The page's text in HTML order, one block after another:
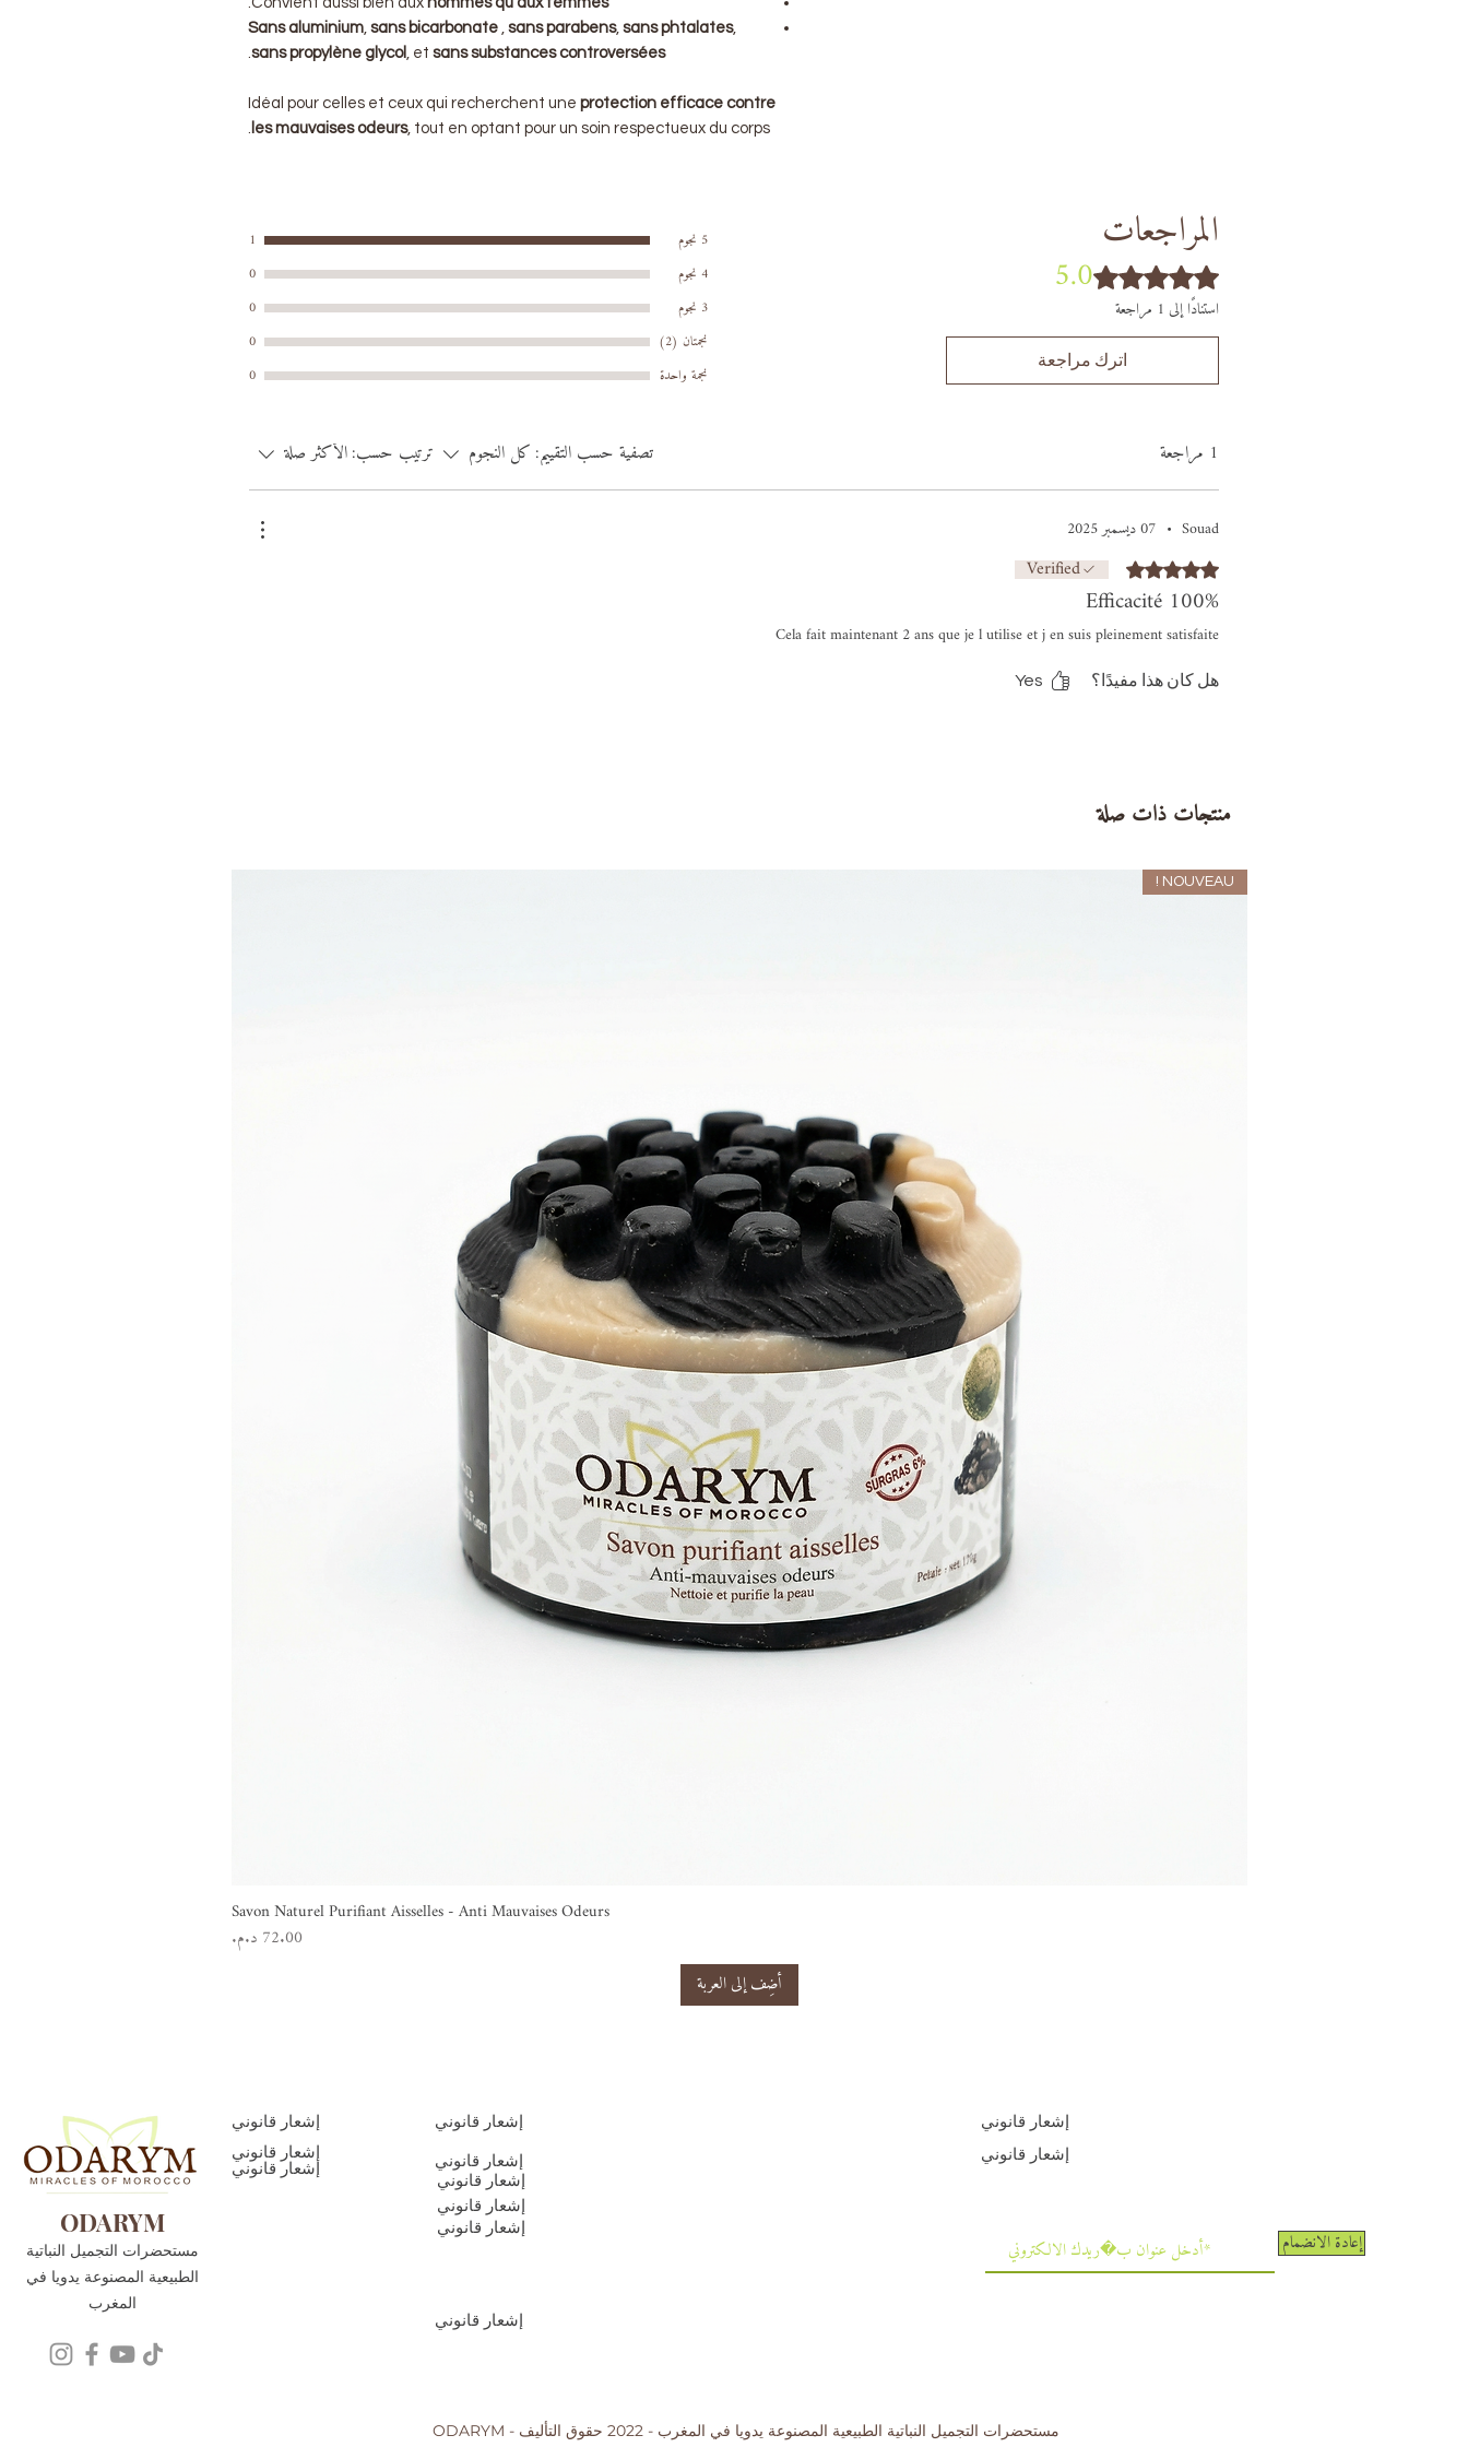
Sans aluminium sans bicarbonate sans parabens, sans phtalates,
sans propylène glycol , et sans substances controversées
Idéal pour celles et ceux qui recherchent une protection efficace contre
les mauvaises odeurs, tout en optant pour un soin respectueux du corps.
المراجعات
تم التقييم بـ 5 من أصل 5 نجوم. 5.0
استنادًا إلى 1 مراجعة
اترك مراجعة
5 نجوم
1
4 نجوم
0
3 نجوم
0
نجمتان (2)
0
نجمة واحدة
0
1 مراجعة تصفية حسب التقييم:كل النجوم ترتيب حسب:الأكثر صلة
Souad
• 07 ديسمبر 2025
تم التقييم بـ 5 من أصل 5 نجوم. Verified
Efficacité 100%
Cela fait maintenant 2 ans que je l utilise et j en suis pleinement satisfaite
هل كان هذا مفيدًا؟ Yes
منتجات ذات صلة
NOUVEAU !
Savon Naturel Purifiant Aisselles - Anti Mauvaises Odeurs
السعر
أضِف إلى العربة
ODARYM
مستحضرات التجميل النباتية
الطبيعية المصنوعة يدويا في
المغرب
إشعار قانوني
إشعار قانوني
إشعار قانوني
إشعار قانوني
إشعار قانوني
إشعار قانوني
إشعار قانوني
إشعار قانوني
إشعار قانوني
إشعار قانوني
إشعار قانوني
إعادة الانضمام
ODARYM - مستحضرات التجميل النباتية الطبيعية المصنوعة يدويا في المغرب - 2022 حقوق التأليف